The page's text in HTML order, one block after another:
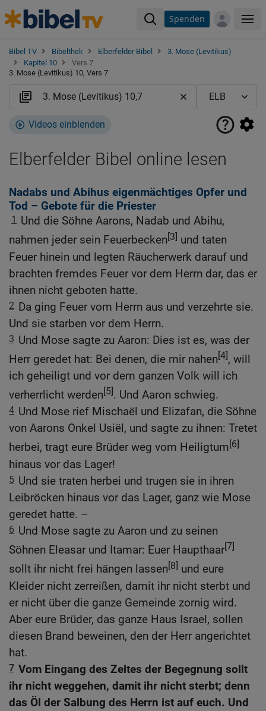
Spenden
Bibel TV Bibelthek Elberfelder Bibel
3. Mose (Levitikus)
Kapitel 10
Vers 7
3. Mose (Levitikus) 10, Vers 7
Videos einblenden
Elberfelder Bibel online lesen
Nadabs und Abihus eigenmächtiges Opfer und
Tod – Gebote für die Priester
1
Und die Söhne Aarons, Nadab und Abihu,
nahmen jeder sein Feuerbecken[3] und taten
Feuer hinein und legten Räucherwerk darauf und
brachten fremdes Feuer vor dem Herrn dar, das er
ihnen nicht geboten hatte.
2 Da ging Feuer vom Herrn aus und verzehrte sie.
Und sie starben vor dem Herrn.
3 Und Mose sagte zu Aaron: Dies ist es, was der
Herr geredet hat: Bei denen, die mir nahen[4], will
ich geheiligt und vor dem ganzen Volk will ich
verherrlicht werden[5]. Und Aaron schwieg.
4 Und Mose rief Mischaël und Elizafan, die Söhne
von Aarons Onkel Usiël, und sagte zu ihnen: Tretet
herbei, tragt eure Brüder weg vom Heiligtum[6]
hinaus vor das Lager!
5 Und sie traten herbei und trugen sie in ihren
Leibröcken hinaus vor das Lager, ganz wie Mose
geredet hatte. –
6 Und Mose sagte zu Aaron und zu seinen
Söhnen Eleasar und Itamar: Euer Haupthaar[7]
sollt ihr nicht frei hängen lassen[8] und eure
Kleider nicht zerreißen, damit ihr nicht sterbt und
er nicht über die ganze Gemeinde zornig wird.
Aber eure Brüder, das ganze Haus Israel, sollen
diesen Brand beweinen, den der Herr angerichtet
hat.
7 Vom Eingang des Zeltes der Begegnung sollt
ihr nicht weggehen, damit ihr nicht sterbt; denn
das Öl der Salbung des Herrn ist auf euch. Und